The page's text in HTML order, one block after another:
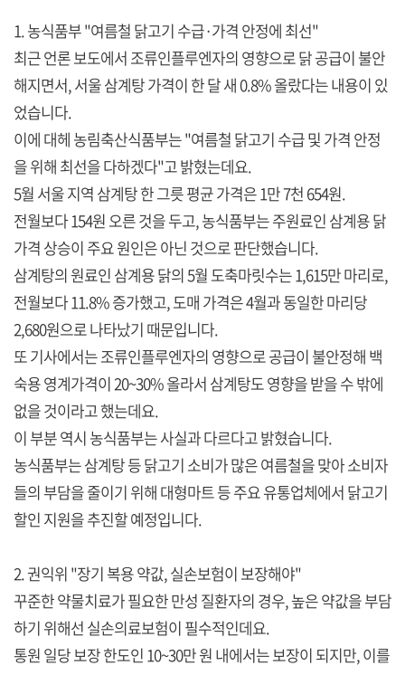
1. 농식품부 "여름철 닭고기 수급·가격 안정에 최선"
최근 언론 보도에서 조류인플루엔자의 영향으로 닭 공급이 불안
해지면서, 서울 삼계탕 가격이 한 달 새 0.8% 올랐다는 내용이 있
었습니다.
이에 대헤 농림축산식품부는 "여름철 닭고기 수급 및 가격 안정
을 위해 최선을 다하겠다"고 밝혔는데요.
5월 서울 지역 삼계탕 한 그릇 평균 가격은 1만 7천 654원.
전월보다 154원 오른 것을 두고, 농식품부는 주원료인 삼계용 닭
가격 상승이 주요 원인은 아닌 것으로 판단했습니다.
삼계탕의 원료인 삼계용 닭의 5월 도축마릿수는 1,615만 마리로,
전월보다 11.8% 증가했고, 도매 가격은 4월과 동일한 마리당
2,680원으로 나타났기 때문입니다.
또 기사에서는 조류인플루엔자의 영향으로 공급이 불안정해 백
숙용 영계가격이 20~30% 올라서 삼계탕도 영향을 받을 수 밖에
없을 것이라고 했는데요.
이 부분 역시 농식품부는 사실과 다르다고 밝혔습니다.
농식품부는 삼계탕 등 닭고기 소비가 많은 여름철을 맞아 소비자
들의 부담을 줄이기 위해 대형마트 등 주요 유통업체에서 닭고기
할인 지원을 추진할 예정입니다.
2. 권익위 "장기 복용 약값, 실손보험이 보장해야"
꾸준한 약물치료가 필요한 만성 질환자의 경우, 높은 약값을 부담
하기 위해선 실손의료보험이 필수적인데요.
통원 일당 보장 한도인 10~30만 원 내에서는 보장이 되지만, 이를